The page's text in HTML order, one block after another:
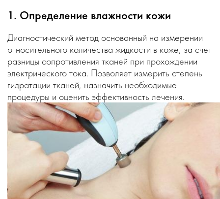
1. Определение влажности кожи
Диагностический метод основанный на измерении
относительного количества жидкости в коже, за счет
разницы сопротивления тканей при прохождении
электрического тока. Позволяет измерить степень
гидратации тканей, назначить необходимые
процедуры и оценить эффективность лечения.